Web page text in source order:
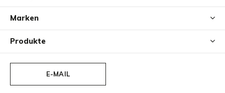
Marken
Produkte
E-MAIL